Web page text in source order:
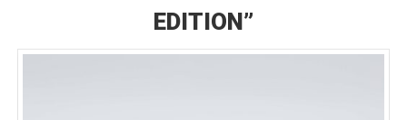
EDITION”